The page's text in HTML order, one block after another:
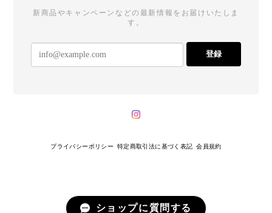
新商品やキャンペーンなどの最新情報をお届けいたしま
す。
登録
プライバシーポリシー 特定商取引法に基づく表記 会員規約
ショップに質問する